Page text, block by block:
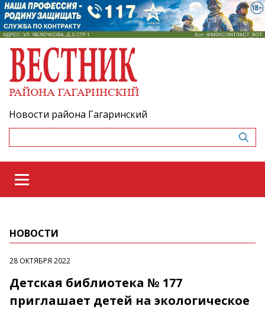
Новости района Гагаринский
НОВОСТИ
28 ОКТЯБРЯ 2022
Детская библиотека № 177
приглашает детей на экологическое